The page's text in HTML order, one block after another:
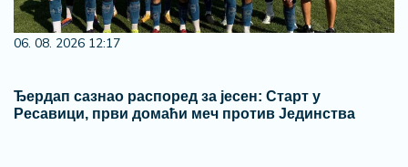
06. 08. 2026 12:17
Ђердап сазнао распоред за јесен: Старт у
Ресавици, први домаћи меч против Јединства